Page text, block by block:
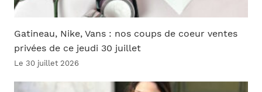
Gatineau, Nike, Vans : nos coups de coeur ventes
privées de ce jeudi 30 juillet
Le 30 juillet 2026